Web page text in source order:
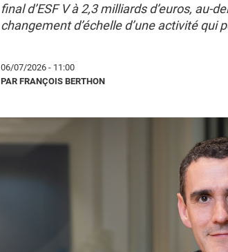
final d’ESF V à 2,3 milliards d’euros, au-
changement d’échelle d’une activité qui
06/07/2026 - 11:00
PAR FRANÇOIS BERTHON